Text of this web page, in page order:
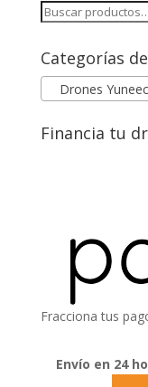
Buscar
Categorías
Drones Yuneec
Financia tu
Fracciona tus
Envío en 24